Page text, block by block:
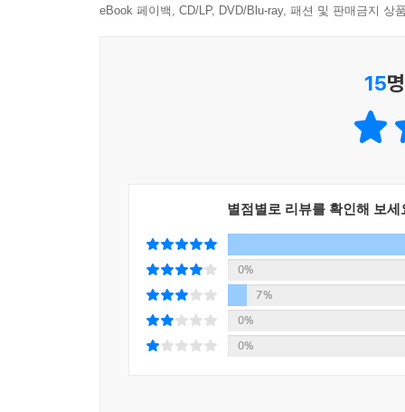
감상함으로써 예술적 감수성과 삶을 대하는 진지
정감 어린 시선으로 삶의 다양한 측면을 포착하
청하는 사람들은 왕이나 귀족처럼 신분이 높
아니라 그림에 담겨 있는 작가의 생각을 통해 인
어리석고 나태한 인간들, 친구들과 어울려 노
인류의 역사란 결국 이런 사람들의 작은 이야기
한 시대를 살다간 사람들의 소박한 이야기가 담
시대의 풍경 속을 여행하는 특별한 기쁨을 맛볼 것
eBook 페이백, CD/LP, DVD/Blu-ray, 패션 및 판매금지 상
15
별점별로 리뷰를 확인해 보세
0%
7%
0%
0%